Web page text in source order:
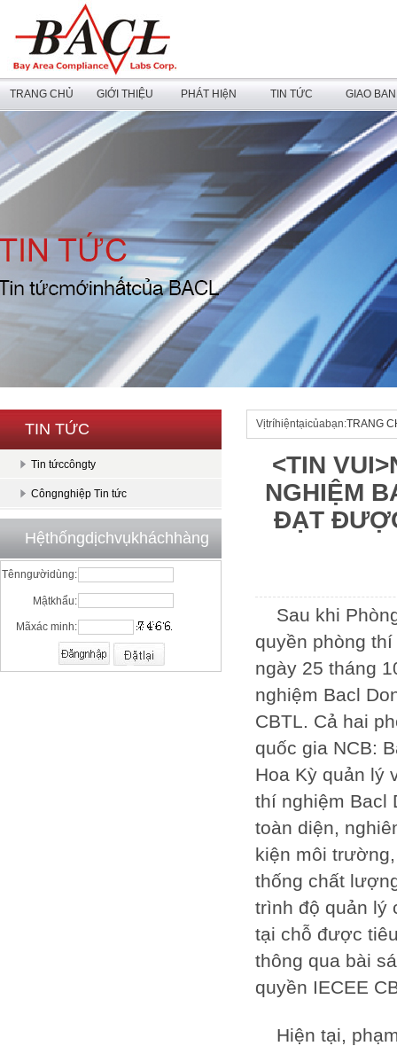
TRANG CHỦ GIỚI THIỆU PHÁT HIệN TIN TỨC GIAO
TIN TỨC
Tin tứccôngty
Côngnghiệp Tin tức
Hệthốngdịchvụkháchhàng
Tênngườidùng:
Mậtkhẩu:
Mãxác minh:
Vịtríhiệntạicủabạn:TRANG
<TIN
NGHIỆM
ĐẠT
Sau khi
quyền phòng
ngày 25 tháng
nghiệm Bacl
CBTL. Cả hai
quốc gia NCB:
Hoa Kỳ quản lý
thí nghiệm Bacl
toàn diện,
kiện môi
thống chất
trình độ quản lý
tại chỗ được
thông qua bài
quyền IECEE
Hiện tại,